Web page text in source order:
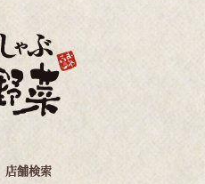
店舗検索